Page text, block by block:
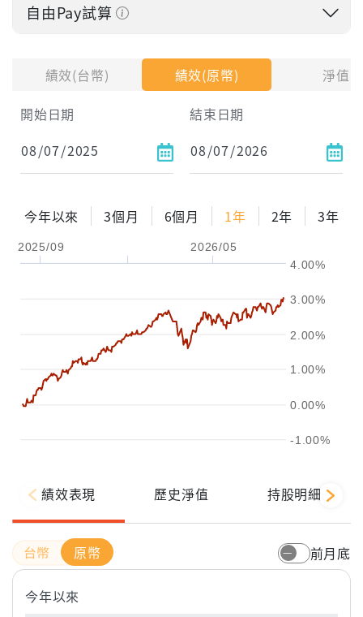
績效(台幣) 績效(原幣)
淨值
開始日期
結束日期
今年以來 3個月 6個月 1年 2年 3年
2025/09 2026/05
-1.00%
0.00%
1.00%
2.00%
3.00%
4.00%
自由Pay試算
每月Pay出方式
依金額
依比例
0% 年化自由Pay率
2年 3年
績效表現 歷史淨值 持股明細
原幣 前月底
今年以來